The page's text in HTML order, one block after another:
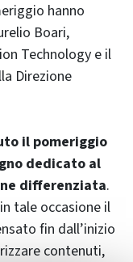
hanno
Boari,
Technology e il
Direzione
il pomeriggio
dedicato al
differenziata.
tale occasione il
fin dall’inizio
contenuti,